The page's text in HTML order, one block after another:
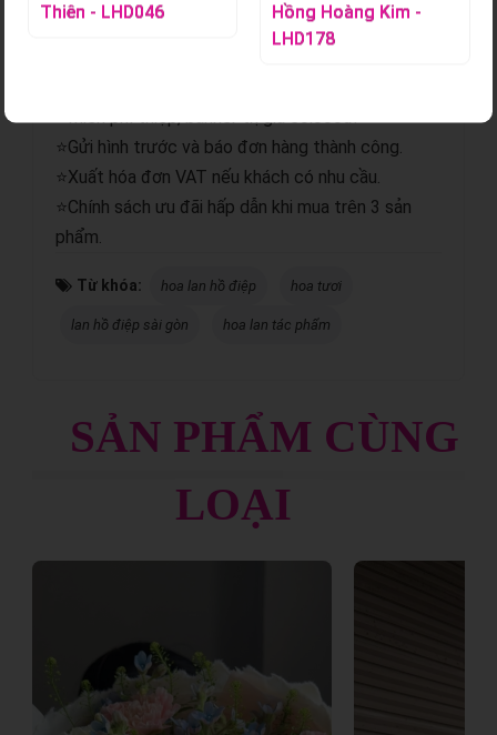
⭐Miễn phí thiệp, banner trị giá 50.000đ.
⭐Gửi hình trước và báo đơn hàng thành công.
⭐Xuất hóa đơn VAT nếu khách có nhu cầu.
⭐Chính sách ưu đãi hấp dẫn khi mua trên 3 sản
phẩm.
Từ khóa: hoa lan hồ điệp hoa tươi
lan hồ điệp sài gòn hoa lan tác phẩm
SẢN PHẨM CÙNG
LOẠI
Hồng Hoàng Kim -
Hồng Thiên Ánh -
LHD179